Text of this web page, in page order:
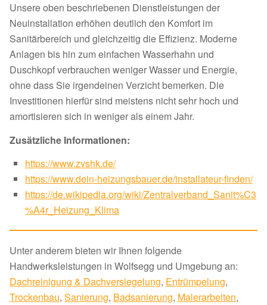
Unsere oben beschriebenen Dienstleistungen der
Neuinstallation erhöhen deutlich den Komfort im
Sanitärbereich und gleichzeitig die Effizienz. Moderne
Anlagen bis hin zum einfachen Wasserhahn und
Duschkopf verbrauchen weniger Wasser und Energie,
ohne dass Sie irgendeinen Verzicht bemerken. Die
Investitionen hierfür sind meistens nicht sehr hoch und
amortisieren sich in weniger als einem Jahr.
Zusätzliche Informationen:
https://www.zvshk.de/
https://www.dein-heizungsbauer.de/installateur-finden/
https://de.wikipedia.org/wiki/Zentralverband_Sanit%C3
%A4r_Heizung_Klima
Unter anderem bieten wir Ihnen folgende
Handwerksleistungen in Wolfsegg und Umgebung an:
Dachreinigung & Dachversiegelung, Entrümpelung,
Trockenbau, Sanierung, Badsanierung, Malerarbeiten,